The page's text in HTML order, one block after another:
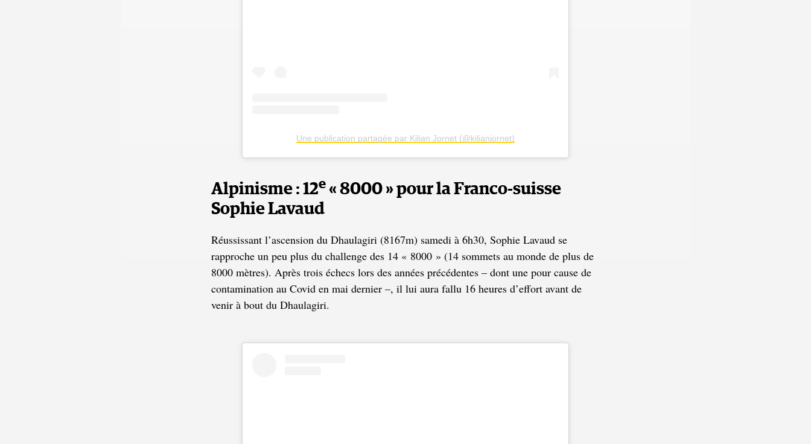
Une publication partagée par Kilian Jornet (@kilianjornet)
Alpinisme : 12e « 8000 » pour la Franco-suisse
Sophie Lavaud
Réussissant l’ascension du Dhaulagiri (8167m) samedi à 6h30, Sophie Lavaud se
rapproche un peu plus du challenge des 14 « 8000 » (14 sommets au monde de plus de
8000 mètres). Après trois échecs lors des années précédentes – dont une pour cause de
contamination au Covid en mai dernier –, il lui aura fallu 16 heures d’effort avant de
venir à bout du Dhaulagiri.